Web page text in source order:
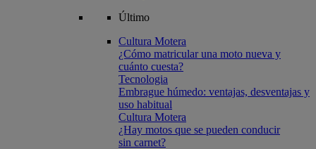
Último
Cultura Motera
¿Cómo matricular una moto nueva y
cuánto cuesta?
Tecnologia
Embrague húmedo: ventajas, desventajas y
uso habitual
Cultura Motera
¿Hay motos que se pueden conducir
sin carnet?